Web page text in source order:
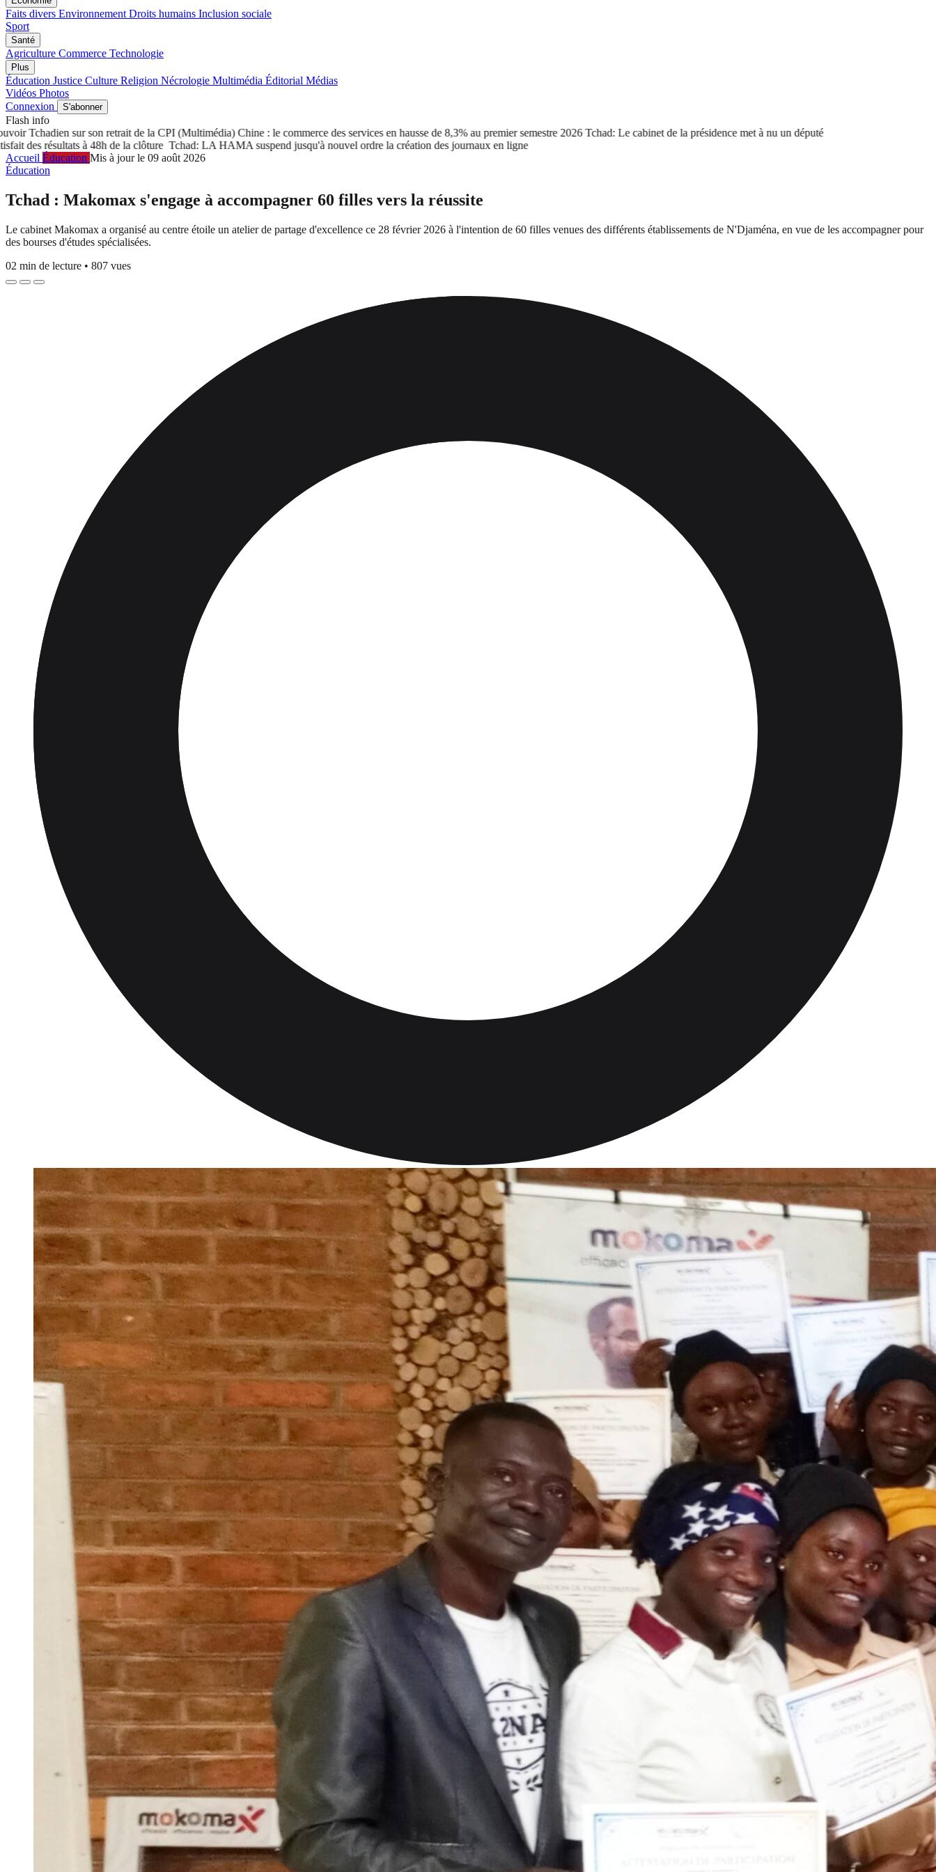
Faits divers Environnement Droits humains Inclusion sociale
Sport
Santé
Agriculture Commerce Technologie
Plus
Éducation Justice Culture Religion Nécrologie Multimédia Éditorial Médias
Vidéos Photos
Connexion
S'abonner
Flash info
sur son retrait de la CPI(Multimédia) Chine : le commerce des services en hausse de 8,3% au premier semestre 2026 Tchad: Le cabinet de la présidence met à nu un député
résultats à 48h de la clôtureTchad: LA HAMA suspend jusqu'à nouvel ordre la création des journaux en ligne
Accueil Éducation Mis à jour le 09 août 2026
Éducation
Tchad : Makomax s'engage à accompagner 60 filles vers la réussite
Le cabinet Makomax a organisé au centre étoile un atelier de partage d'excellence ce 28 février 2026 à l'intention de 60 filles venues des différents établissements de N'Djaména, en vue de les accompagner pour
des bourses d'études spécialisées.
02 min de lecture • 807 vues